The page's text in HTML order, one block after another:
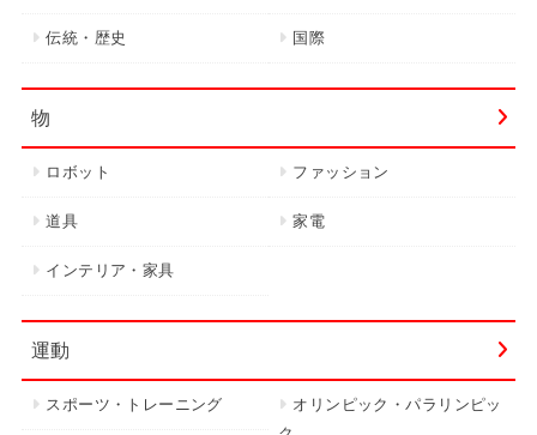
伝統・歴史 国際
物
ロボット ファッション
道具 家電
インテリア・家具
運動
スポーツ・トレーニング
オリンピック・パラリンピッ